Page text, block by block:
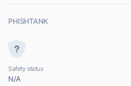
PHISHTANK
Safety status
N/A